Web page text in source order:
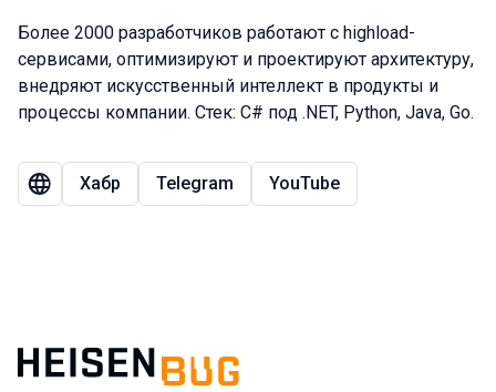
Более 2000 разработчиков работают с highload-
сервисами, оптимизируют и проектируют архитектуру,
внедряют искусственный интеллект в продукты и
процессы компании. Стек: C# под .NET, Python, Java, Go.
Хабр Telegram YouTube